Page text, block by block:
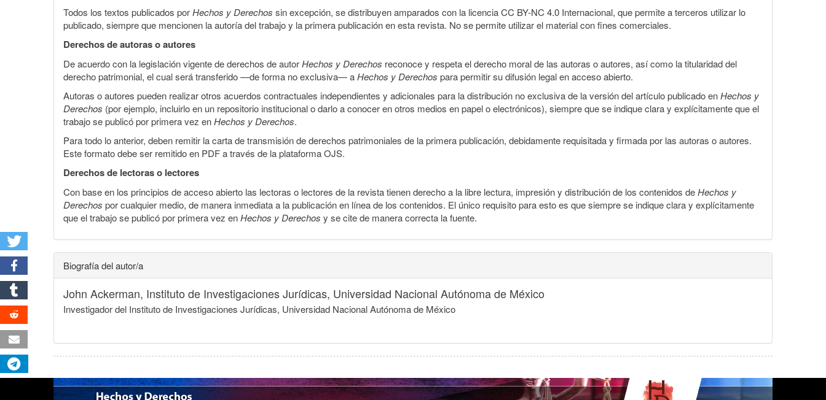
Todos los textos publicados porHechos y Derechos sin excepción, se distribuyen amparados con la licencia CC BY-NC 4.0 Internacional, que permite a terceros utilizar lo
publicado, siempre que mencionen la autoría del trabajo y la primera publicación en esta revista. No se permite utilizar el material con fines comerciales.
Derechos de autoras o autores
De acuerdo con la legislación vigente de derechos de autorHechos y Derechos reconoce y respeta el derecho moral de las autoras o autores, así como la titularidad del
derecho patrimonial, el cual será transferido —de forma no exclusiva— aHechos y Derechos para permitir su difusión legal en acceso abierto.
Autoras o autores pueden realizar otros acuerdos contractuales independientes y adicionales para la distribución no exclusiva de la versión del artículo publicado enHechos y
Derechos (por ejemplo, incluirlo en un repositorio institucional o darlo a conocer en otros medios en papel o electrónicos), siempre que se indique clara y explícitamente que el
trabajo se publicó por primera vez enHechos y Derechos.
Para todo lo anterior, deben remitir la carta de transmisión de derechos patrimoniales de la primera publicación, debidamente requisitada y firmada por las autoras o autores.
Este formato debe ser remitido en PDF a través de la plataforma OJS.
Derechos de lectoras o lectores
Con base en los principios de acceso abierto las lectoras o lectores de la revista tienen derecho a la libre lectura, impresión y distribución de los contenidos deHechos y
Derechos por cualquier medio, de manera inmediata a la publicación en línea de los contenidos. El único requisito para esto es que siempre se indique clara y explícitamente
que el trabajo se publicó por primera vez enHechos y Derechos y se cite de manera correcta la fuente.
Biografía del autor/a
John Ackerman, Instituto de Investigaciones Jurídicas, Universidad Nacional Autónoma de México
Investigador del Instituto de Investigaciones Jurídicas, Universidad Nacional Autónoma de México